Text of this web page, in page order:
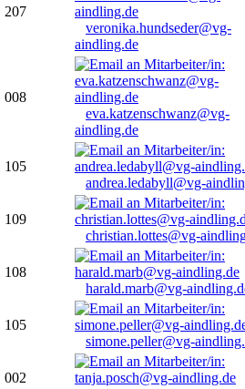
207
veronika.hundseder@vg-
aindling.de
008
eva.katzenschwanz@vg-
aindling.de
105
andrea.ledabyll@vg-
109
christian.lottes@vg-
108
harald.marb@vg-
105
simone.peller@vg-
002